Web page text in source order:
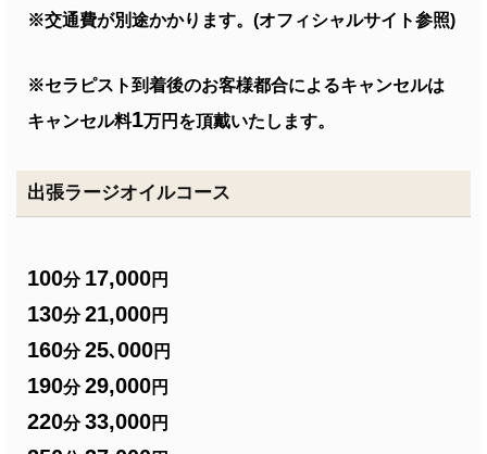
※交通費が別途かかります。(オフィシャルサイト参照)
※セラピスト到着後のお客様都合によるキャンセルは
キャンセル料1万円を頂戴いたします。
出張ラージオイルコース
100分 17,000円
130分21,000円
160分25､000円
190分29,000円
220分33,000円